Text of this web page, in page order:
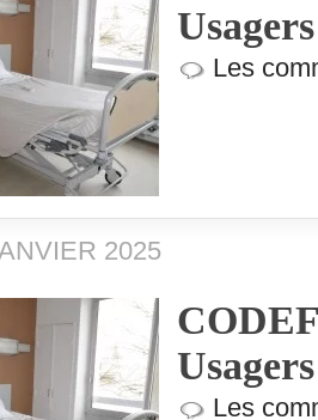
Les
2025
Les